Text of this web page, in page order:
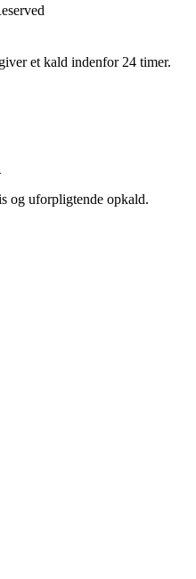
et kald indenfor 24 timer.
og uforpligtende opkald.